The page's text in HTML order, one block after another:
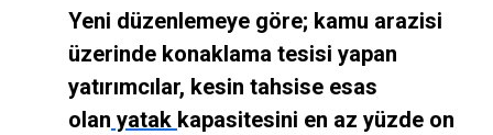
Yeni düzenlemeye göre; kamu arazisi
üzerinde konaklama tesisi yapan
yatırımcılar, kesin tahsise esas
olan yatak kapasitesini en az yüzde on